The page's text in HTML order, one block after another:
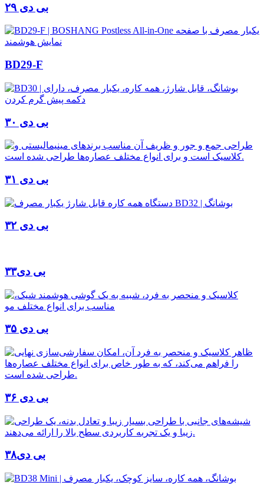
بی دی ۲۹
BD29-F
بی دی ۳۰
بی دی ۳۱
بی دی ۳۲
بی دی۳۳
بی دی ۳۵
بی دی ۳۶
بی دی۳۸